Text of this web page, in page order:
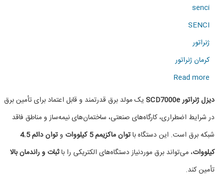
senci
SENCI
ژنراتور
کرمان ژنراتور
Read more
about
دیزل
ژنراتور
SCD7000e
(5
دیزل ژنراتور SCD7000e
یک مولد برق قدرتمند و قابل اعتماد برای تأمین برق
در شرایط اضطراری، کارگاه‌های صنعتی، ساختمان‌های نیمه‌ساز و مناطق فاقد
شبکه برق است. این دستگاه باتوان ماکزیمم 5 کیلووات و
توان دائم 4.5
کیلووات، می‌تواند برق موردنیاز دستگاه‌های الکتریکی را باثبات و راندمان بالا
تأمین کند.